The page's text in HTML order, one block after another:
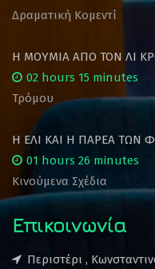
Δραματική Κομεντί
Η ΜΟΥΜΙΑ ΑΠΟ ΤΟΝ ΛΙ
02 hours 15 minutes
Τρόμου
Η ΕΛΙ ΚΑΙ Η ΠΑΡΕΑ ΤΩΝ
01 hours 26 minutes
Κινούμενα Σχέδια
Επικοινωνία
Περιστέρι ,